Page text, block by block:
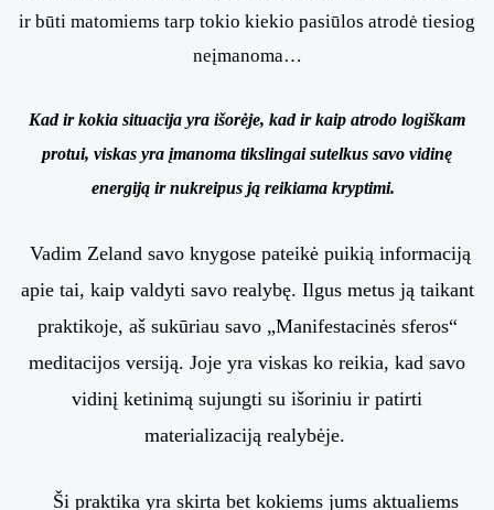
ir būti matomiems tarp tokio kiekio pasiūlos atrodė tiesiog
neįmanoma…
Kad ir kokia situacija yra išorėje, kad ir kaip atrodo logiškam
protui, viskas yra įmanoma tikslingai sutelkus savo vidinę
energiją ir nukreipus ją reikiama kryptimi.
Vadim Zeland savo knygose pateikė puikią informaciją
apie tai, kaip valdyti savo realybę. Ilgus metus ją taikant
praktikoje, aš sukūriau savo „Manifestacinės sferos“
meditacijos versiją. Joje yra viskas ko reikia, kad savo
vidinį ketinimą sujungti su išoriniu ir patirti
materializaciją realybėje.
Ši praktika yra skirta bet kokiems jums aktualiems